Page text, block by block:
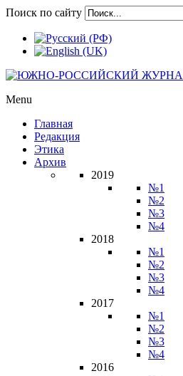
Поиск по сайту
Menu
Главная
Редакция
Этика
Архив
2019
№1
№2
№3
№4
2018
№1
№2
№3
№4
2017
№1
№2
№3
№4
2016